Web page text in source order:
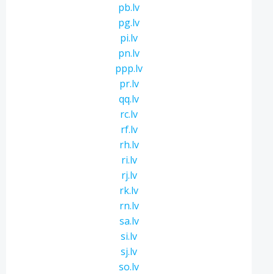
pb.lv
pg.lv
pi.lv
pn.lv
ppp.lv
pr.lv
qq.lv
rc.lv
rf.lv
rh.lv
ri.lv
rj.lv
rk.lv
rn.lv
sa.lv
si.lv
sj.lv
so.lv